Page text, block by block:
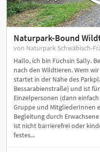
Naturpark-Bound
von Naturpark Schwäbisch-
Hallo, ich bin Füchsin Sally.
nach den Wildtieren. Wem
startet in der Nähe des
Bessarabienstraße) und ist
Einzelpersonen (dann
Gruppe und MitgliederInnen
Begleitung durch
ist nicht barrierefrei oder
festes...